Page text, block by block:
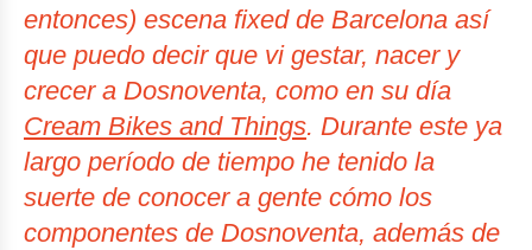
entonces) escena fixedde Barcelona así
que puedo decir que vi gestar, nacer y
crecer a Dosnoventa, como en su día
Cream Bikes and Things. Durante este ya
largo período de tiempo he tenido la
suerte de conocer a gente cómo los
componentes de Dosnoventa, además de